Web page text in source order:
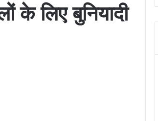
के लिए बुनियादी